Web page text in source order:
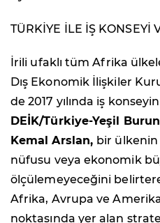
TÜRKİYE İLE İŞ KONSEYİ
İrili ufaklı tüm Afrika
Dış Ekonomik İlişkiler
de 2017 yılında iş
DEİK/Türkiye-Yeşil
Kemal Arslan, bir ülkenin
nüfusu veya ekonomik
ölçülemeyeceğini
Afrika, Avrupa ve Amerika
noktasında yer alan